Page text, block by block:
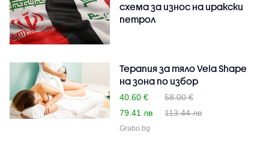
схема за износ на иракски
петрол
Терапия за тяло Vela Shape
на зона по избор
40.60 €
58.00 €
79.41 лв
113.44 лв
Grabo.bg